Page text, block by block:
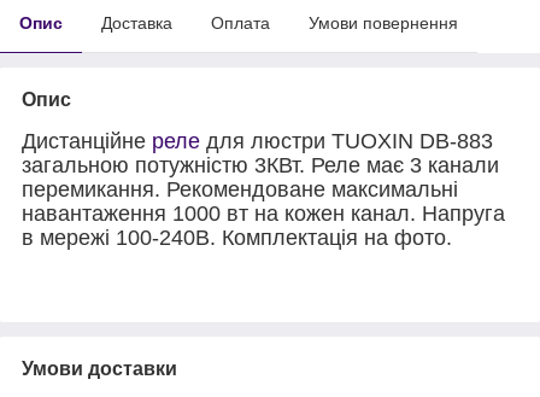
Опис Доставка Оплата Умови повернення
Опис
Дистанційне реле для люстри TUOXIN DB-883
загальною потужністю 3КВт. Реле має 3 канали
перемикання. Рекомендоване максимальні
навантаження 1000 вт на кожен канал. Напруга
в мережі 100-240В. Комплектація на фото.
Умови доставки